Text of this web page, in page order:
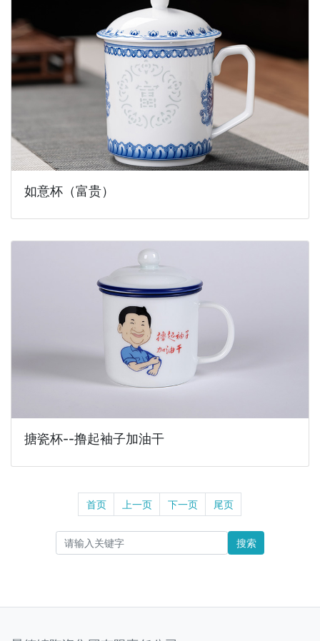
如意杯（富贵）
搪瓷杯--撸起袖子加油干
首页 上一页 下一页 尾页
搜索